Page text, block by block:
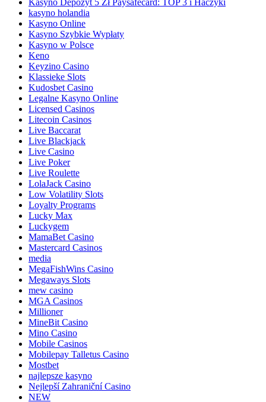
Kasyno Depozyt 5 Zł Paysafecard: TOP 3 i Haczyki
kasyno holandia
Kasyno Online
Kasyno Szybkie Wypłaty
Kasyno w Polsce
Keno
Keyzino Casino
Klassieke Slots
Kudosbet Casino
Legalne Kasyno Online
Licensed Casinos
Litecoin Casinos
Live Baccarat
Live Blackjack
Live Casino
Live Poker
Live Roulette
LolaJack Casino
Low Volatility Slots
Loyalty Programs
Lucky Max
Luckygem
MamaBet Casino
Mastercard Casinos
media
MegaFishWins Casino
Megaways Slots
mew casino
MGA Casinos
Millioner
MineBit Casino
Mino Casino
Mobile Casinos
Mobilepay Talletus Casino
Mostbet
najlepsze kasyno
Nejlepší Zahraniční Casino
NEW